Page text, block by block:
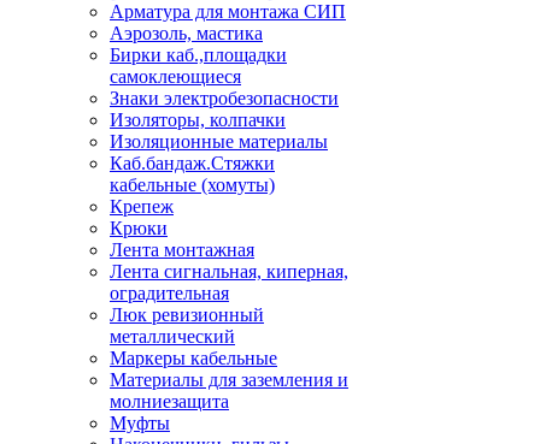
Арматура для монтажа СИП
Аэрозоль, мастика
Бирки каб.,площадки
самоклеющиеся
Знаки электробезопасности
Изоляторы, колпачки
Изоляционные материалы
Каб.бандаж.Стяжки
кабельные (хомуты)
Крепеж
Крюки
Лента монтажная
Лента сигнальная, киперная,
оградительная
Люк ревизионный
металлический
Маркеры кабельные
Материалы для заземления и
молниезащита
Муфты